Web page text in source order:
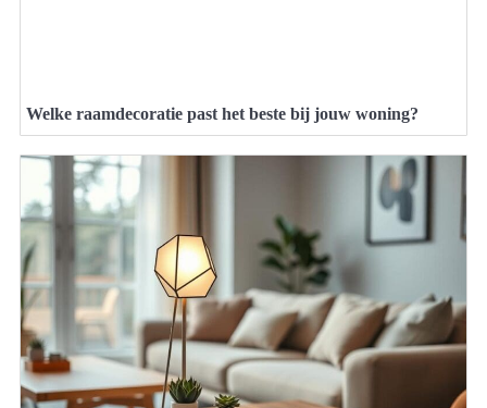
Welke raamdecoratie past het beste bij jouw woning?